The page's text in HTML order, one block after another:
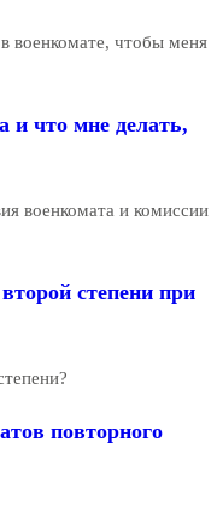
военкомате, чтобы меня
и что мне делать,
военкомата и комиссии
степени при
повторного